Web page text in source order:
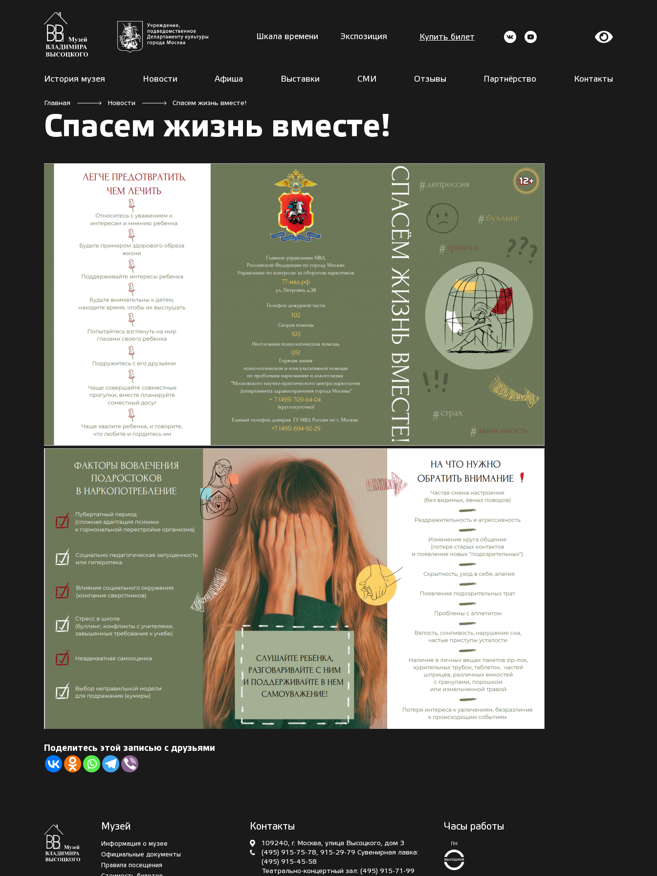
Шкала времени Экспозиция Купить билет
История музея Новости Афиша Выставки СМИ Отзывы Партнёрство Контакты
Главная Новости Спасем жизнь вместе!
Спасем жизнь вместе!
Поделитесь этой записью с друзьями
Музей
Информация о музее
Официальные документы
Правила посещения
Контакты
109240, г. Москва, улица Высоцкого, дом 3
(495) 915-75-78, 915-29-79 Сувенирная лавка:
(495) 915-45-58
Театрально-концертный зал: (495) 915-71-99
Часы работы
ПН